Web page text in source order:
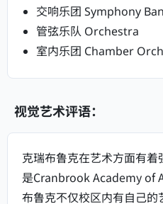
交响乐团 Symphony
管弦乐队 Orchestra
室内乐团 Chamber
视觉艺术评语：
克瑞布鲁克在艺术方面有
是Cranbrook Academy of
布鲁克不仅校区内有自己